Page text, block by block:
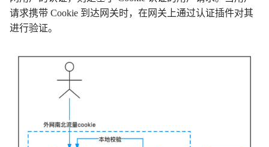
请求携带 Cookie 到达网关时，在网关上通过认证插件对其
进行验证。